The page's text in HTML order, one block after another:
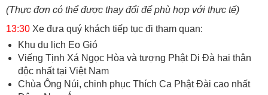
(Thực đơn có thể được thay đổi để phù hợp với thực tế)
13:30 Xe đưa quý khách tiếp tục đi tham quan:
Khu du lịch Eo Gió
Viếng Tịnh Xá Ngọc Hòa và tượng Phật Di Đà hai thân
độc nhất tại Việt Nam
Chùa Ông Núi, chinh phục Thích Ca Phật Đài cao nhất